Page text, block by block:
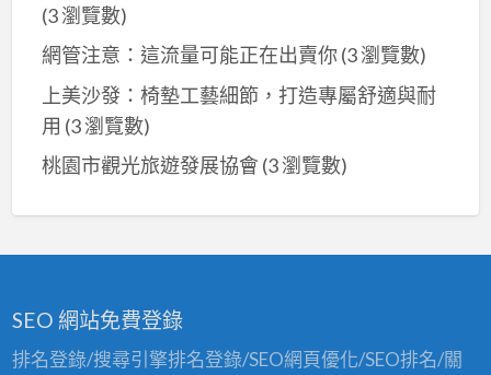
(3 瀏覽數)
網管注意：這流量可能正在出賣你(3 瀏覽數)
上美沙發：椅墊工藝細節，打造專屬舒適與耐
用 (3 瀏覽數)
桃園市觀光旅遊發展協會 (3 瀏覽數)
SEO 網站免費登錄
排名登錄/搜尋引擎排名登錄/SEO網頁優化/SEO排名/關